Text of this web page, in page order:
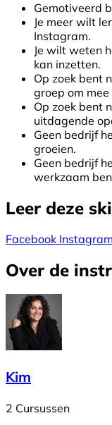
Gemotiveerd
Je meer wilt
Instagram.
Je wilt weten
kan inzetten.
Op zoek bent
groep om
Op zoek bent
uitdagende
Geen bedrijf
groeien.
Geen bedrijf
werkzaam
Leer deze
Facebook Instagram
Over de
Kim
2 Cursussen